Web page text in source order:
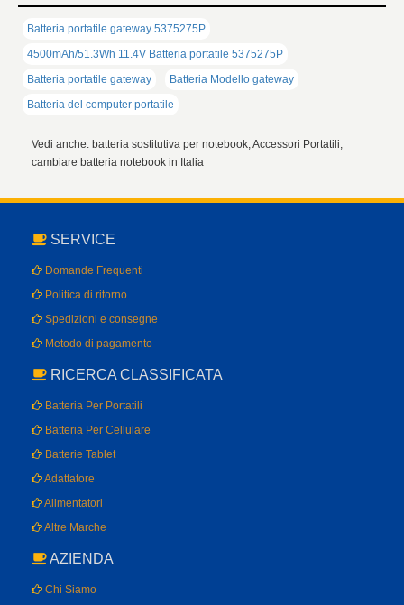
Batteria portatile gateway 5375275P
4500mAh/51.3Wh 11.4V Batteria portatile 5375275P
Batteria portatile gateway
Batteria Modello gateway
Batteria del computer portatile
Vedi anche: batteria sostitutiva per notebook, Accessori Portatili,
cambiare batteria notebook in Italia
SERVICE
Domande Frequenti
Politica di ritorno
Spedizioni e consegne
Metodo di pagamento
RICERCA CLASSIFICATA
Batteria Per Portatili
Batteria Per Cellulare
Batterie Tablet
Adattatore
Alimentatori
Altre Marche
AZIENDA
Chi Siamo